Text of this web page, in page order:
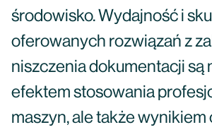
środowisko. Wydajność i
oferowanych rozwiązań z
niszczenia dokumentacji są
efektem stosowania
maszyn, ale także